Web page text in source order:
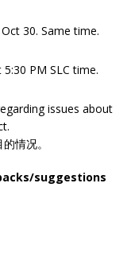
30. Same time.
PM SLC time.
issues about
情况。
suggestions